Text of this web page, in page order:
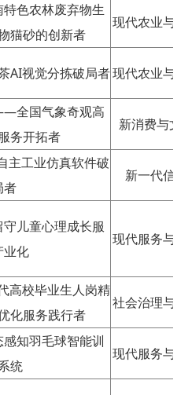
色农林废弃物生
猫砂的创新者
现代农业与食
AI视觉分拣破局者现代农业与食
全国气象奇观高
务开拓者
新消费与文
工业仿真软件破
者
新一代信息
儿童心理成长服
业化
现代服务与社
校毕业生人岗精
化服务践行者
社会治理与公
知羽毛球智能训
统
现代服务与社